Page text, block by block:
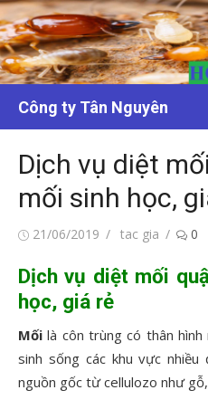
Chuyển
tới
nội
dung
Công ty Tân Nguyên
Dịch vụ diệt
mối sinh học,
Đăng21/06/2019
Tác
tac gia 0
Dịch vụ diệt mối
học, giá rẻ
Mối là côn trùng có thân
sinh sống các khu vực
nguồn gốc từ cellulozo như